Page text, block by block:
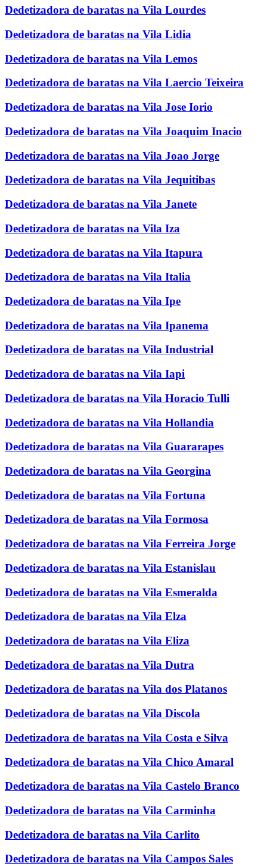
Dedetizadora de baratas na Vila Lourdes
Dedetizadora de baratas na Vila Lidia
Dedetizadora de baratas na Vila Lemos
Dedetizadora de baratas na Vila Laercio Teixeira
Dedetizadora de baratas na Vila Jose Iorio
Dedetizadora de baratas na Vila Joaquim Inacio
Dedetizadora de baratas na Vila Joao Jorge
Dedetizadora de baratas na Vila Jequitibas
Dedetizadora de baratas na Vila Janete
Dedetizadora de baratas na Vila Iza
Dedetizadora de baratas na Vila Itapura
Dedetizadora de baratas na Vila Italia
Dedetizadora de baratas na Vila Ipe
Dedetizadora de baratas na Vila Ipanema
Dedetizadora de baratas na Vila Industrial
Dedetizadora de baratas na Vila Iapi
Dedetizadora de baratas na Vila Horacio Tulli
Dedetizadora de baratas na Vila Hollandia
Dedetizadora de baratas na Vila Guararapes
Dedetizadora de baratas na Vila Georgina
Dedetizadora de baratas na Vila Fortuna
Dedetizadora de baratas na Vila Formosa
Dedetizadora de baratas na Vila Ferreira Jorge
Dedetizadora de baratas na Vila Estanislau
Dedetizadora de baratas na Vila Esmeralda
Dedetizadora de baratas na Vila Elza
Dedetizadora de baratas na Vila Eliza
Dedetizadora de baratas na Vila Dutra
Dedetizadora de baratas na Vila dos Platanos
Dedetizadora de baratas na Vila Discola
Dedetizadora de baratas na Vila Costa e Silva
Dedetizadora de baratas na Vila Chico Amaral
Dedetizadora de baratas na Vila Castelo Branco
Dedetizadora de baratas na Vila Carminha
Dedetizadora de baratas na Vila Carlito
Dedetizadora de baratas na Vila Campos Sales